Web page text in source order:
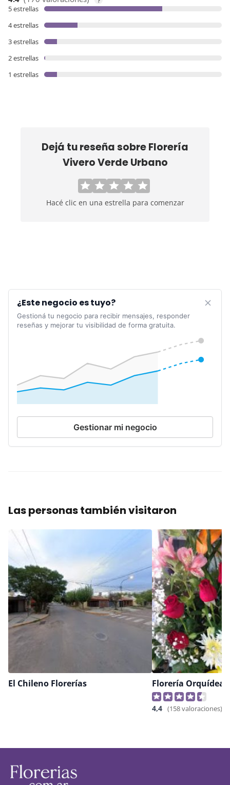
5 estrellas
4 estrellas
3 estrellas
2 estrellas
1 estrellas
Dejá tu reseña sobreFlorería
Vivero Verde Urbano
Hacé clic en una estrella para comenzar
¿Este negocio es tuyo?
Gestioná tu negocio para recibir mensajes, responder
reseñas y mejorar tu visibilidad de forma gratuita.
Gestionar mi negocio
Las personas también visitaron
El Chileno Florerías Florería Orquídea
4,4 (158 valoraciones)